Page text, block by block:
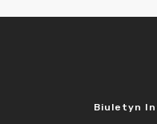
Biuletyn